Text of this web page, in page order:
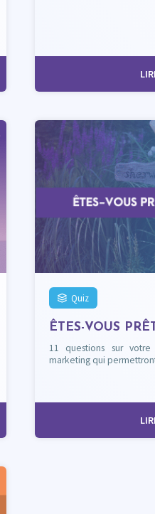
Quiz
ÊTES-VOUS
11 questions sur
marketing qui